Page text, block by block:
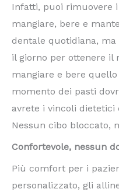
Infatti, puoi rimuovere
mangiare, bere e
dentale quotidiana,
il giorno per ottenere il
mangiare e bere
momento dei pasti
avrete i vincoli
Nessun cibo bloccato,
Confortevole, nessun
Più comfort per i
personalizzato, gli